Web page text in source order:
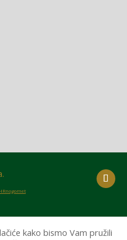
kako bismo Vam pružili